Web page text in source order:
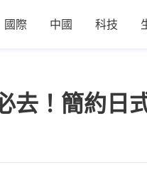
國際 中國 科技
去！簡約日